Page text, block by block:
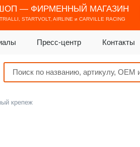
— ФИРМЕННЫЙ МАГАЗИН
STARTVOLT, AIRLINE и CARVILLE RACING
Пресс-центр Контакты
крепеж